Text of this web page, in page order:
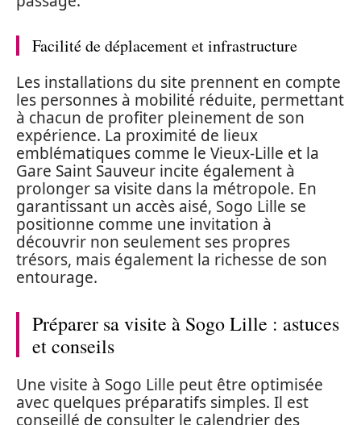
Facilité de déplacement et infrastructure
Les installations du site prennent en compte
les personnes à mobilité réduite, permettant
à chacun de profiter pleinement de son
expérience. La proximité de lieux
emblématiques comme le Vieux-Lille et la
Gare Saint Sauveur incite également à
prolonger sa visite dans la métropole. En
garantissant un accès aisé, Sogo Lille se
positionne comme une invitation à
découvrir non seulement ses propres
trésors, mais également la richesse de son
entourage.
Préparer sa visite à Sogo Lille : astuces
et conseils
Une visite à Sogo Lille peut être optimisée
avec quelques préparatifs simples. Il est
conseillé de consulter le calendrier des